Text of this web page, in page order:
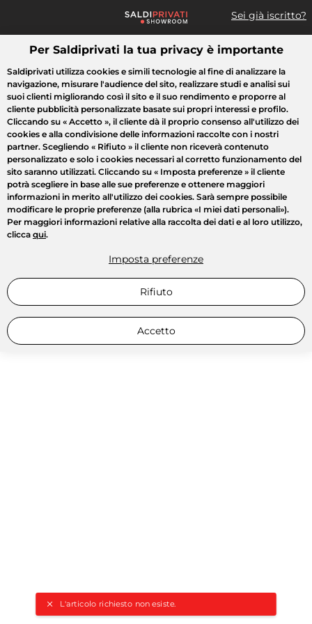
Sei già iscritto?
Cosa cerchi?
L'articolo richiesto non esiste.
Tutte le vendite Moda Casa Bellezza Elettrodomestici
Per Saldiprivati la tua privacy è importante
Saldiprivati utilizza cookies e simili tecnologie al fine di analizzare la
navigazione, misurare l'audience del sito, realizzare studi e analisi sui
suoi clienti migliorando così il sito e il suo rendimento e proporre al
cliente pubblicità personalizzate basate sui propri interessi e profilo.
Cliccando su « Accetto », il cliente dà il proprio consenso all'utilizzo dei
cookies e alla condivisione delle informazioni raccolte con i nostri
partner. Scegliendo « Rifiuto » il cliente non riceverà contenuto
personalizzato e solo i cookies necessari al corretto funzionamento del
sito saranno utilizzati. Cliccando su « Imposta preferenze » il cliente
potrà scegliere in base alle sue preferenze e ottenere maggiori
informazioni in merito all'utilizzo dei cookies. Sarà sempre possibile
modificare le proprie preferenze (alla rubrica «I miei dati personali»).
Per maggiori informazioni relative alla raccolta dei dati e al loro utilizzo,
clicca qui.
Imposta preferenze
Rifiuto
Accetto